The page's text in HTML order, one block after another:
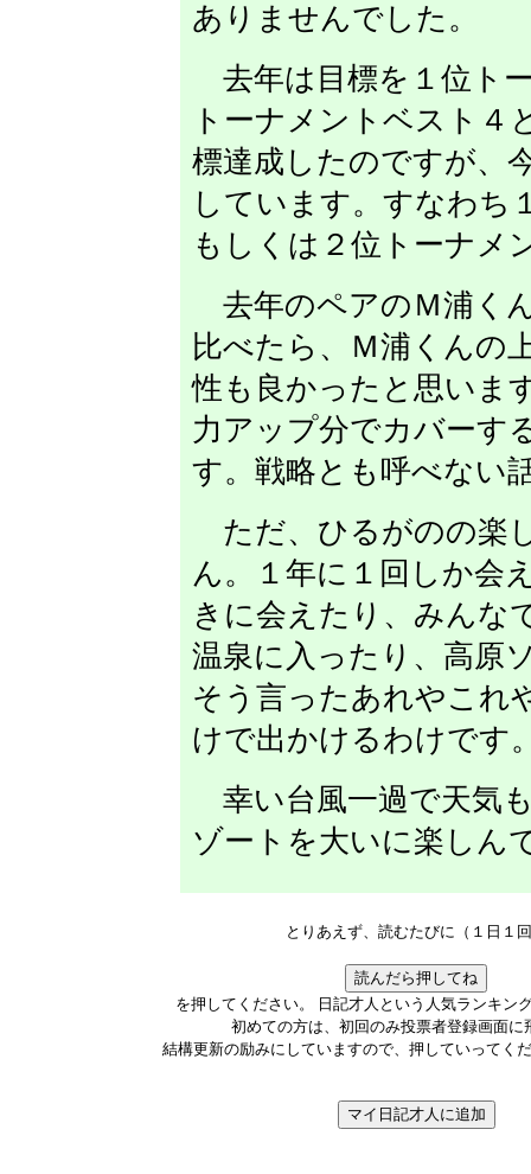
ありませんでした。
去年は目標を１位ト
トーナメントベスト４
標達成したのですが、
しています。すなわち
もしくは２位トーナメ
去年のペアのＭ浦く
比べたら、Ｍ浦くんの
性も良かったと思いま
力アップ分でカバーす
す。戦略とも呼べない
ただ、ひるがのの楽
ん。１年に１回しか会
きに会えたり、みんな
温泉に入ったり、高原
そう言ったあれやこれ
けで出かけるわけです
幸い台風一過で天気
ゾートを大いに楽しん
とりあえず、読むたびに（１日１
を押してください。 日記才人という人気ランキン
初めての方は、初回のみ投票者登録画面に
結構更新の励みにしていますので、押していってく